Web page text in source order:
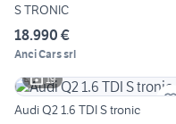
S TRONIC
18.990 €
Anci Cars srl
19
Audi Q2 1.6 TDI S tronic